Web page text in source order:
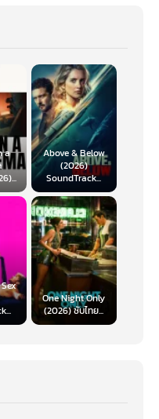
a
Above & Below
(2026)
SoundTrack...
One Night Only
(2026) ซับไทย...